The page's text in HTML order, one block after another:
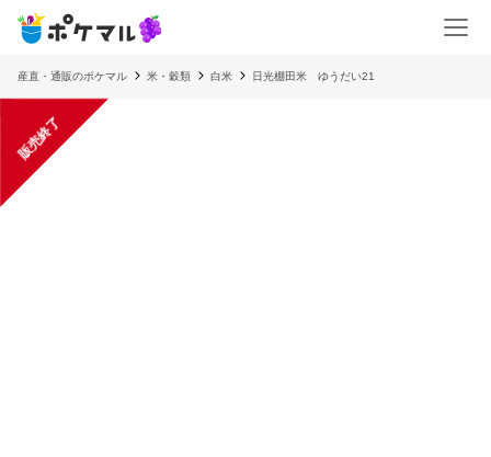
産直・通販のポケマル 米・穀類 白米 日光棚田米 ゆうだい21
販売終了